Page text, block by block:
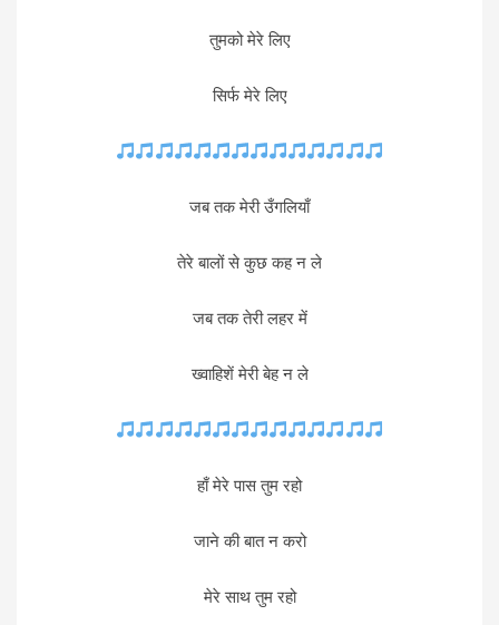
तुमको मेरे लिए
सिर्फ मेरे लिए
जब तक मेरी उँगलियाँ
तेरे बालों से कुछ कह न ले
जब तक तेरी लहर में
ख्वाहिशें मेरी बेह न ले
हाँ मेरे पास तुम रहो
जाने की बात न करो
मेरे साथ तुम रहो